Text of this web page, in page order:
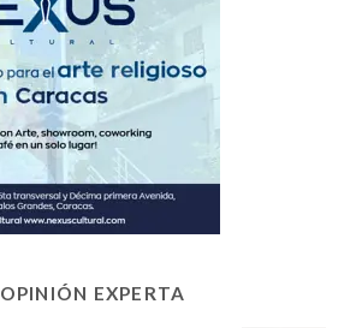
OPINIÓN EXPERTA